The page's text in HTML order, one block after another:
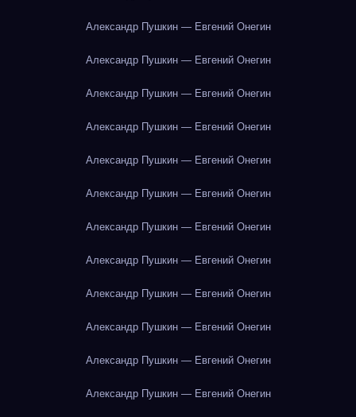
Александр Пушкин — Евгений Онегин
Александр Пушкин — Евгений Онегин
Александр Пушкин — Евгений Онегин
Александр Пушкин — Евгений Онегин
Александр Пушкин — Евгений Онегин
Александр Пушкин — Евгений Онегин
Александр Пушкин — Евгений Онегин
Александр Пушкин — Евгений Онегин
Александр Пушкин — Евгений Онегин
Александр Пушкин — Евгений Онегин
Александр Пушкин — Евгений Онегин
Александр Пушкин — Евгений Онегин